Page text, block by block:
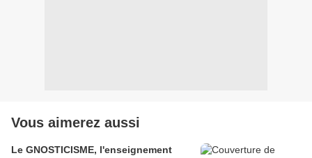
Vous aimerez aussi
Le GNOSTICISME, l'enseignement